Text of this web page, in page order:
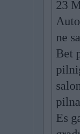
23
ne
Bet
Es